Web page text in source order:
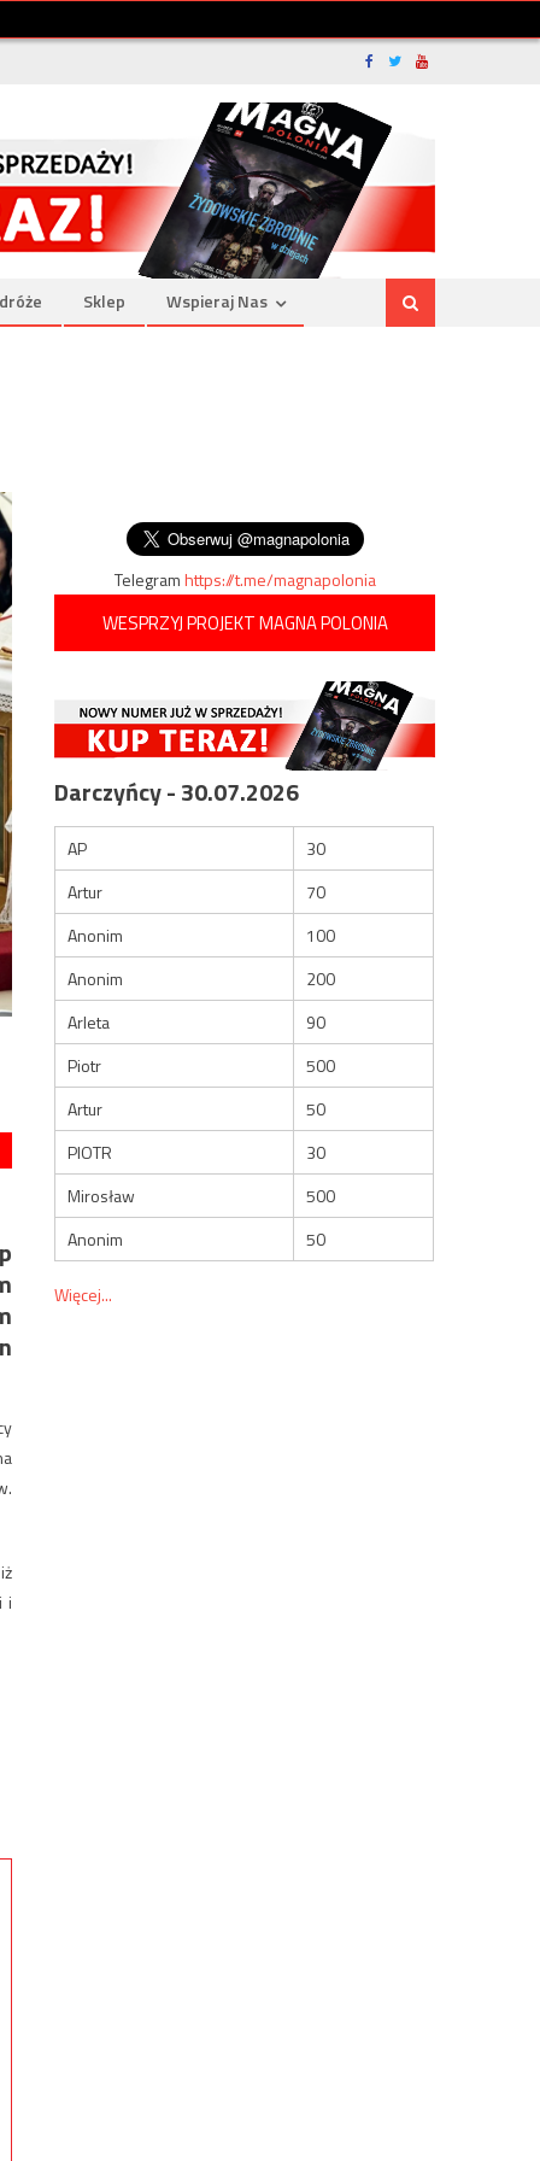
Sklep Wspieraj Nas
i
Telegramhttps://t.me/magnapolonia
WESPRZYJ PROJEKT MAGNA POLONIA
Darczyńcy - 30.07.2026
AP
30
Artur
70
Anonim
100
Anonim
200
Arleta
90
Piotr
500
Artur
50
PIOTR
30
Mirosław
500
Anonim
50
Więcej...